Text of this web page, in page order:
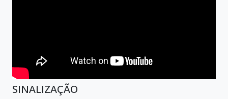
SINALIZAÇÃO